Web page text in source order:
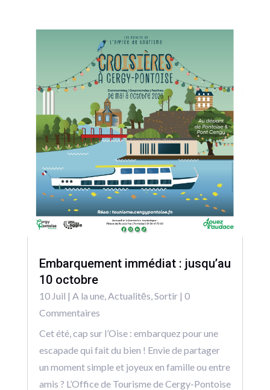
Embarquement immédiat : jusqu’au
10 octobre
10 Juil | A la une, Actualitēs Sortir| 0
Commentaires
Cet été, cap sur l’Oise : embarquez pour une
escapade qui fait du bien ! Envie de partager
un moment simple et joyeux en famille ou entre
amis ? L’Office de Tourisme de Cergy-Pontoise